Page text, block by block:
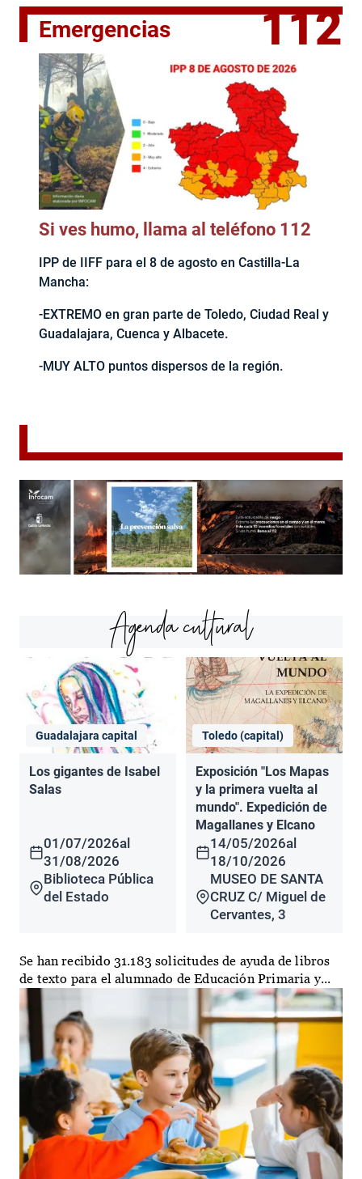
Emergencias 112
Si ves humo, llama al teléfono 112
IPP de IIFF para el 8 de agosto en Castilla-La
Mancha:
-EXTREMO en gran parte de Toledo, Ciudad Real y
Guadalajara, Cuenca y Albacete.
-MUY ALTO puntos dispersos de la región.
Agenda cultural
Guadalajara capital
Los gigantes de Isabel
Salas
01/07/2026al
31/08/2026
Biblioteca Pública
del Estado
Toledo (capital)
Exposición "Los Mapas
y la primera vuelta al
mundo". Expedición de
Magallanes y Elcano
14/05/2026al
18/10/2026
MUSEO DE SANTA
CRUZ C/ Miguel de
Cervantes, 3
Se han recibido 31.183 solicitudes de ayuda de libros
de texto para el alumnado de Educación Primaria y...